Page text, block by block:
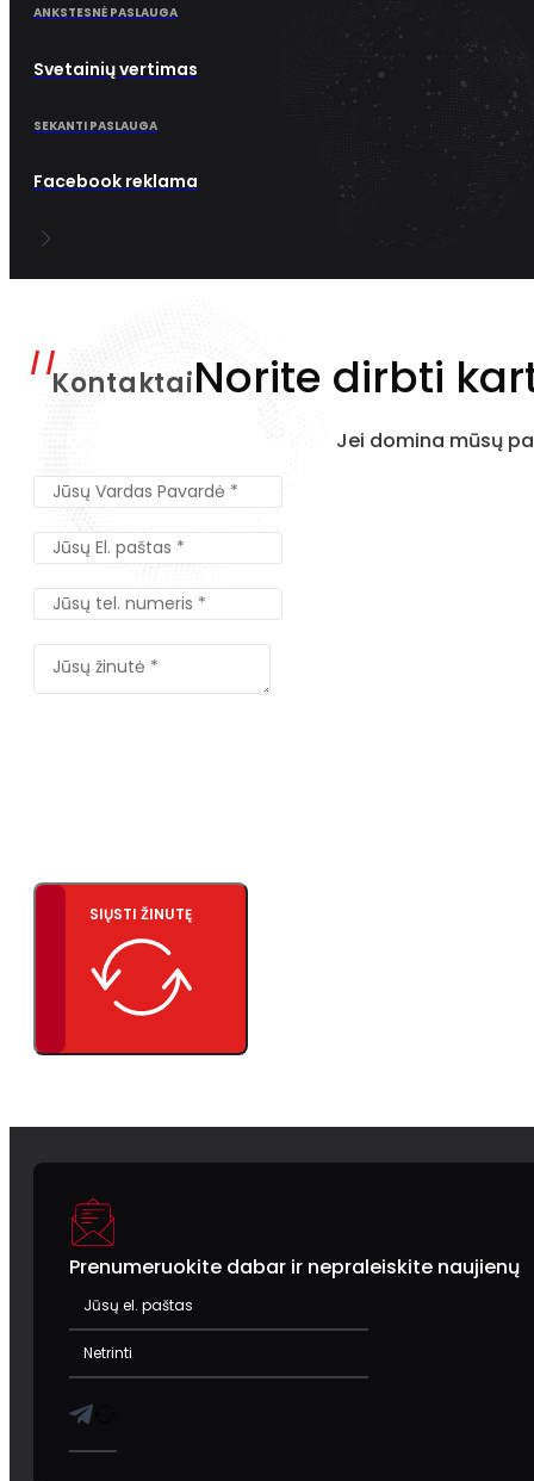
ANKSTESNĖ PASLAUGA
Svetainių vertimas
SEKANTI PASLAUGA
Facebook reklama
KontaktaiNorite dirbti
Jei domina mūsų
SIŲSTI ŽINUTĘ
Prenumeruokite dabar ir nepraleiskite naujienų